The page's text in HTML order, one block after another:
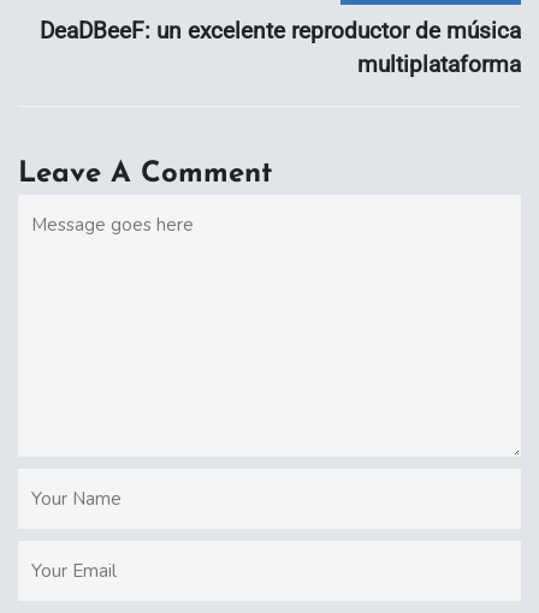
DeaDBeeF: un excelente reproductor de música
multiplataforma
Leave A Comment